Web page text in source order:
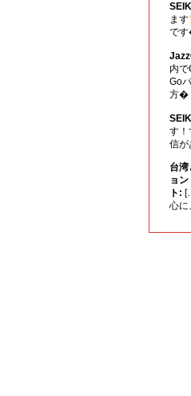
ます
で
内
Go
方�
す！
信
台
ョ
ト:
心